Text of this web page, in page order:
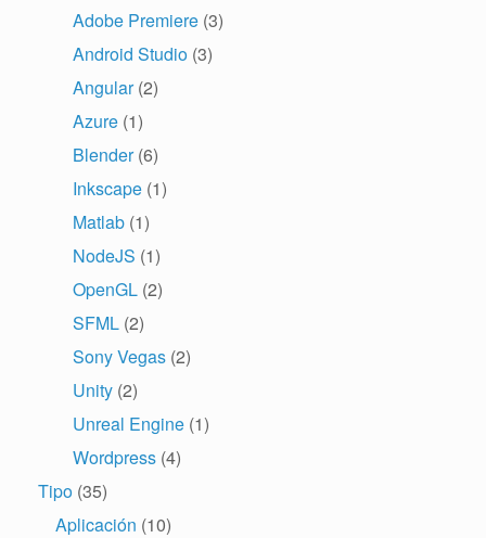
Adobe Premiere (3)
Android Studio (3)
Angular(2)
Azure (1)
Blender(6)
Inkscape (1)
Matlab (1)
NodeJS (1)
OpenGL (2)
SFML (2)
Sony Vegas (2)
Unity (2)
Unreal Engine (1)
Wordpress (4)
Tipo (35)
Aplicación (10)